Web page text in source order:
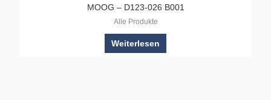
MOOG – D123-026 B001
Alle Produkte
Weiterlesen